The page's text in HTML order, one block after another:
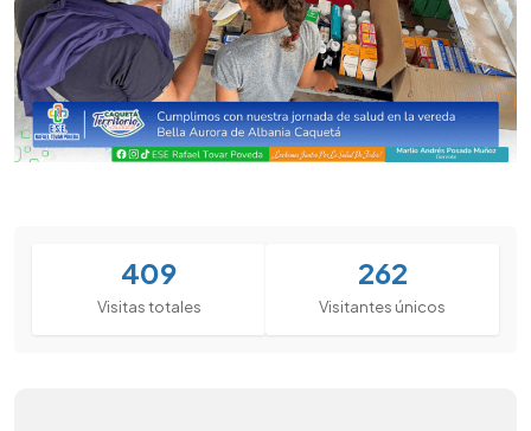
409
Visitas totales
262
Visitantes únicos